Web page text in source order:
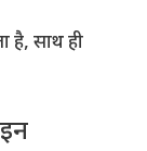
है, साथ ही